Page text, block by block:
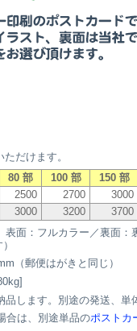
だけます。
80 部 100 部 150 部
2500 2700 3000
3000 3200 3700
面：フルカラー／裏面：
（郵便はがきと同じ）
します。別途の発送、単
は、別途単品のポストカ